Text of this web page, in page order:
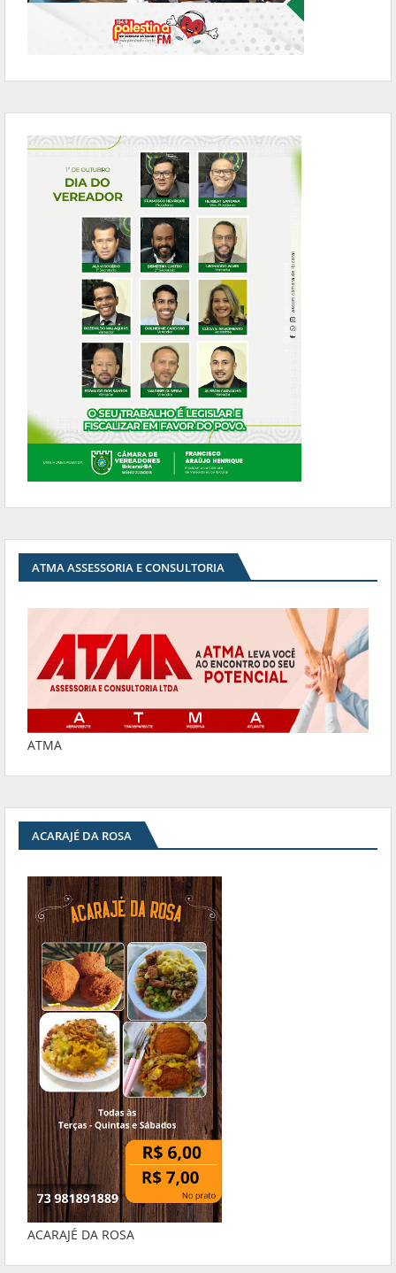
ATMA ASSESSORIA E CONSULTORIA
ATMA
ACARAJÉ DA ROSA
ACARAJÉ DA ROSA